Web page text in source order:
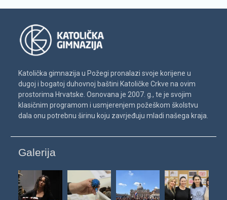
Katolička gimnazija u Požegi pronalazi svoje korijene u
dugoj i bogatoj duhovnoj baštini Katoličke Crkve na ovim
prostorima Hrvatske. Osnovana je 2007. g., te je svojim
klasičnim programom i usmjerenjem požeškom školstvu
dala onu potrebnu širinu koju zavrjeđuju mladi našega kraja.
Galerija